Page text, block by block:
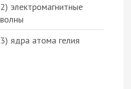
2) электромагнитные
волны
3) ядра атома гелия